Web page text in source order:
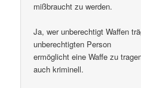
mißbraucht zu werden.
Ja, wer unberechtigt Waffen
unberechtigten Person
ermöglicht eine Waffe zu
auch kriminell.